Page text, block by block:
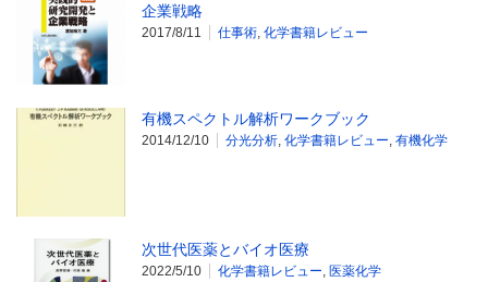
企業戦略
2017/8/11 仕事術, 化学書籍レビュー
有機スペクトル解析ワークブック
2014/12/10 分光分析, 化学書籍レビュー, 有機化学
次世代医薬とバイオ医療
2022/5/10 化学書籍レビュー, 医薬化学